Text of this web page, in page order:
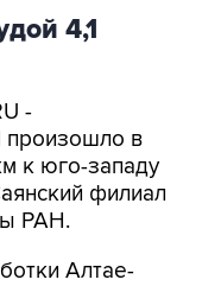
4,1
-
произошло в
к юго-западу
филиал
РАН.
Алтае-